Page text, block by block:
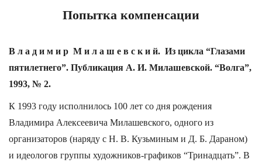
Попытка компенсации
В л а д и м и р М и л а ш е в с к и й. Из цикла “Глазами
пятилетнего”. Публикация А. И. Милашевской. “Волга”,
1993, № 2.
К 1993 году исполнилось 100 лет со дня рождения
Владимира Алексеевича Милашевского, одного из
организаторов (наряду с Н. В. Кузьминым и Д. Б. Дараном)
и идеологов группы художников-графиков “Тринадцать”. В